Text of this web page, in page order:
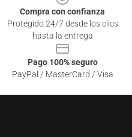
Compra con confianza
Protegido 24/7 desde los clics
hasta la entrega
Pago 100% seguro
PayPal / MasterCard / Visa